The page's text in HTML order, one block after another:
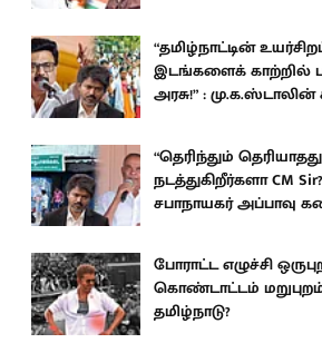
“தமிழ்நாட்டின்
இடங்களைக் காற்றில்
அரசு!” :
“தெரிந்தும்
நடத்துகிறீர்களா CM
சபாநாயகர் அப்பாவு
போராட்ட எழுச்சி
கொண்டாட்டம்
தமிழ்நாடு?